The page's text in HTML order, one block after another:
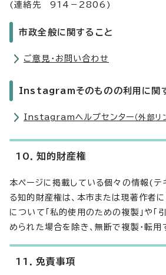
(連絡先 914－2806)
市政全般に関すること
ご意見・お問い合わせ
Instagramそのものの利用に関
Instagramヘルプセンター （外部リ
10．知的財産権
本ページに掲載している個々の情報(テ
る知的財産権は、本市または現著作者に
について「私的使用のための複製」や「
められた場合を除き、無断で複製・転用
11．免責事項